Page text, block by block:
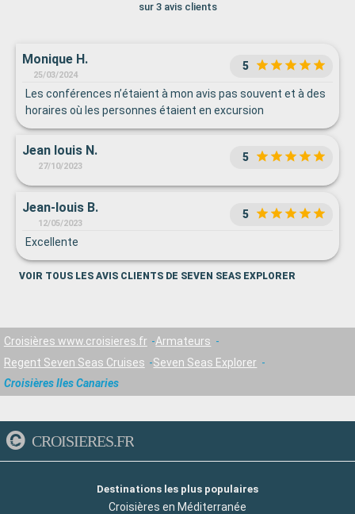
sur 3 avis clients
Monique H.
25/03/2024
5
Les conférences n’étaient à mon avis pas souvent et à des
horaires où les personnes étaient en excursion
Jean louis N.
27/10/2023
5
Jean-louis B.
12/05/2023
5
Excellente
VOIR TOUS LES AVIS CLIENTS DE SEVEN SEAS EXPLORER
Croisières www.croisieres.fr
Armateurs
Regent Seven Seas Cruises
Seven Seas Explorer
Croisières Iles Canaries
CROISIERES.FR
Destinations les plus populaires
Croisières en Méditerranée